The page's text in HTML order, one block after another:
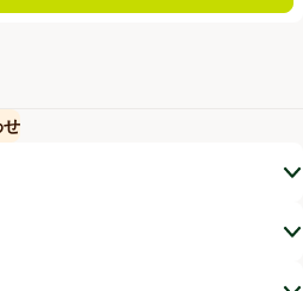
せ
ウで開く)